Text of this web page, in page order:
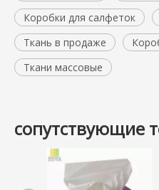
Коробки для салфеток
Ткань в продаже
Ткани массовые
сопутствующие